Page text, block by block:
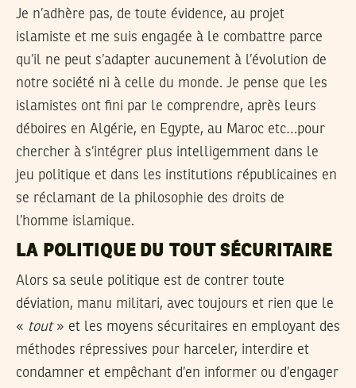
Je n’adhère pas, de toute évidence, au projet
islamiste et me suis engagée à le combattre parce
qu’il ne peut s’adapter aucunement à l’évolution de
notre société ni à celle du monde. Je pense que les
islamistes ont fini par le comprendre, après leurs
déboires en Algérie, en Egypte, au Maroc etc…pour
chercher à s’intégrer plus intelligemment dans le
jeu politique et dans les institutions républicaines en
se réclamant de la philosophie des droits de
l’homme islamique.
LA POLITIQUE DU TOUT SÉCURITAIRE
Alors sa seule politique est de contrer toute
déviation, manu militari, avec toujours et rien que le
« tout» et les moyens sécuritaires en employant des
méthodes répressives pour harceler, interdire et
condamner et empêchant d’en informer ou d’engager